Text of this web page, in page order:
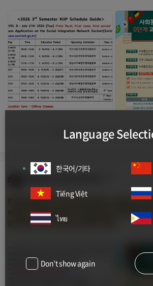
좋아요
Reporter Hasung Song
2026-07-23 11:37:47
Руководство по расписанию и подаче
аммы социальной интеграции корейских
уровня 0, 3-й семестр 2026 года.
Language
한국어/기타
Tiếng Việt
ไทย
Don’t show again